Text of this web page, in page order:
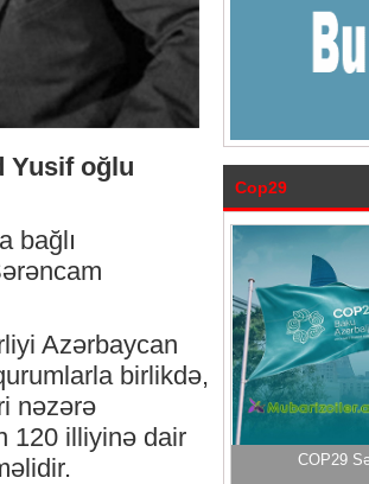
Yusif oğlu
bağlı
Azərbaycan
birlikdə,
nəzərə
120 illiyinə dair
Cop29
COP29